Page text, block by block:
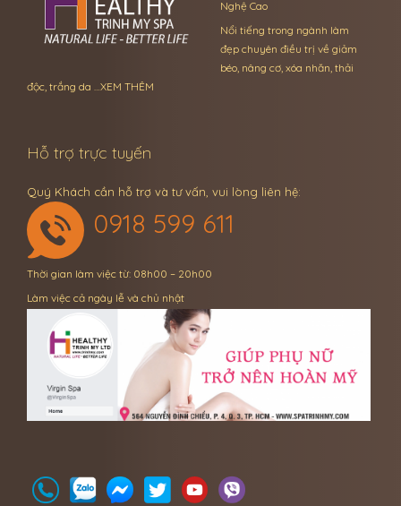
Nghệ Cao
Nổi tiếng trong ngành làm
đẹp chuyên điều trị về giảm
béo, nâng cơ, xóa nhăn, thải
độc, trắng da …XEM THÊM
Hỗ trợ trực tuyến
Quý Khách cần hỗ trợ và tư vấn, vui lòng liên hệ:
0918 599 611
Thời gian làm việc từ: 08h00 – 20h00
Làm việc cả ngày lễ và chủ nhật